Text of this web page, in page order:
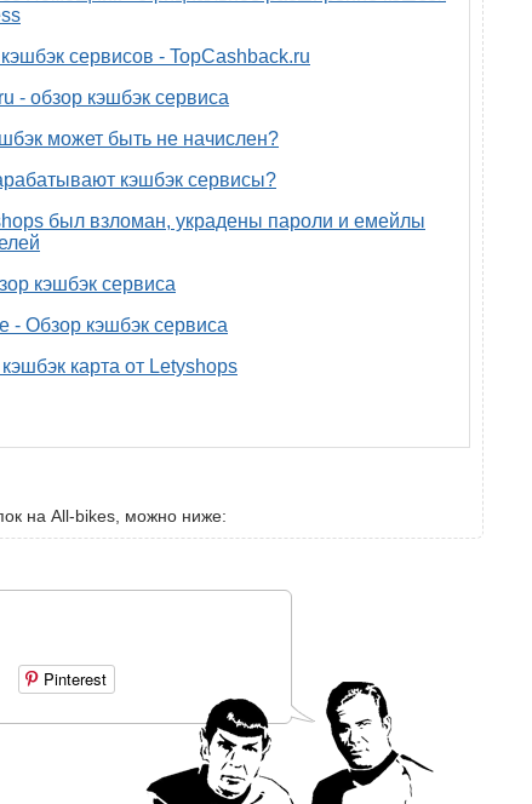
сервисов - TopCashback.ru
- обзор кэшбэк сервиса
может быть не начислен?
кэшбэк сервисы?
был взломан, украдены пароли и емейлы
кэшбэк сервиса
- Обзор кэшбэк сервиса
карта от Letyshops
на All-bikes, можно ниже:
Pinterest